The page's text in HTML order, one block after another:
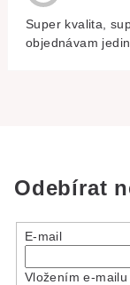
Super kvalita,
objednávam
Odebírat
E-mail
Vložením e-